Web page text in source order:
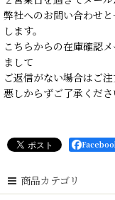
弊社へのお問い合わせ
します。
こちらからの在庫確認
まして
ご返信がない場合はご
悪しからずご了承くださ
商品カテゴリ